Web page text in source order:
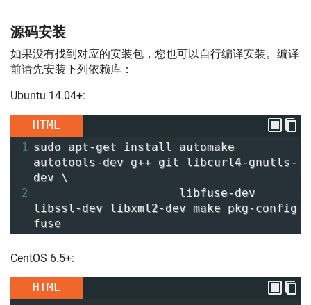
源码安装
如果没有找到对应的安装包，您也可以自行编译安装。编译
前请先安装下列依赖库：
Ubuntu 14.04+:
HTML
1 sudo apt-get install automake
autotools-dev g++ git libcurl4-gnutls-
dev \
2
libfuse-dev
libssl-dev libxml2-dev make pkg-config
fuse
CentOS 6.5+:
HTML